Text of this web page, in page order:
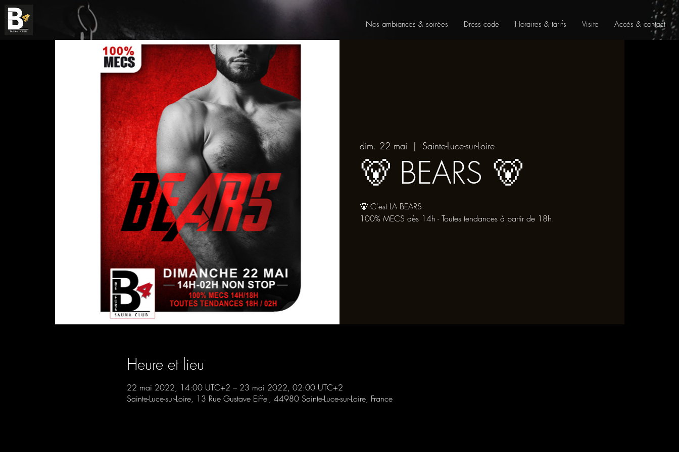
Nos ambiances & soirées Dress code Horaires & tarifs Visite Accès & contact
dim. 22 mai
  |
Sainte-Luce-sur-Loire
🐻 BEARS 🐻
🐻 C'est LA BEARS
Heure et lieu
22 mai 2022, 14:00 UTC+2 – 23 mai 2022, 02:00 UTC+2
Sainte-Luce-sur-Loire, 13 Rue Gustave Eiffel, 44980 Sainte-Luce-sur-Loire, France